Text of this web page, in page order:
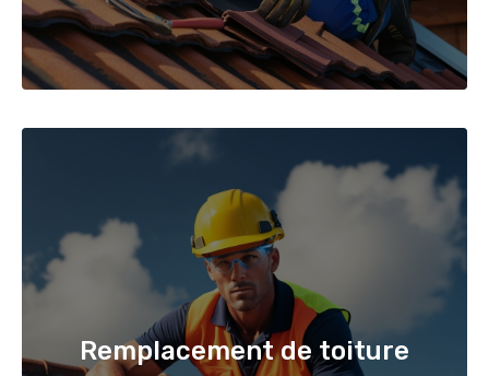
Remplacement de toiture